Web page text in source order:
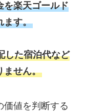
を楽天ゴールド
ます。
した宿泊代など
ません。
価値を判断する